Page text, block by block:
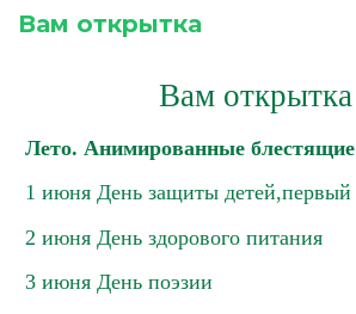
Вам открытка
Вам открытка
Лето. Анимированные
1 июня День защиты детей,первый
2 июня День здорового питания
3 июня День поэзии